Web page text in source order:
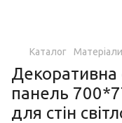
Каталог
панель
для стін